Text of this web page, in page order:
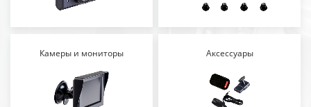
Камеры и мониторы Аксессуары